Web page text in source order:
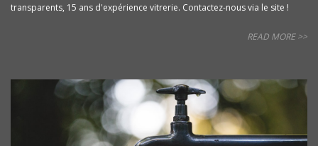
transparents, 15 ans d'expérience vitrerie. Contactez-nous via le site !
READ MORE >>